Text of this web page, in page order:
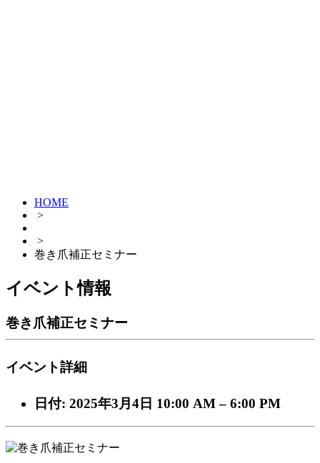
HOME
>
>
巻き爪補正セミナー
イベント情報
巻き爪補正セミナー
イベント詳細
日付: 2025年3月4日 10:00 AM– 6:00 PM